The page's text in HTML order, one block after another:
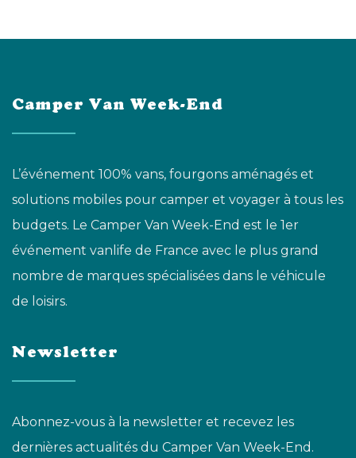
Camper Van Week-End
L’événement 100% vans, fourgons aménagés et
solutions mobiles pour camper et voyager à tous les
budgets. Le Camper Van Week-End est le 1er
événement vanlife de France avec le plus grand
nombre de marques spécialisées dans le véhicule
de loisirs.
Newsletter
Abonnez-vous à la newsletter et recevez les
dernières actualités du Camper Van Week-End.